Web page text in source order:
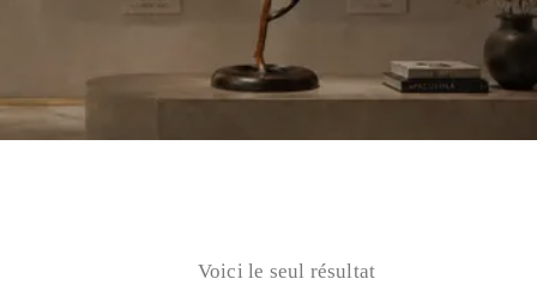
Voici le seul résultat